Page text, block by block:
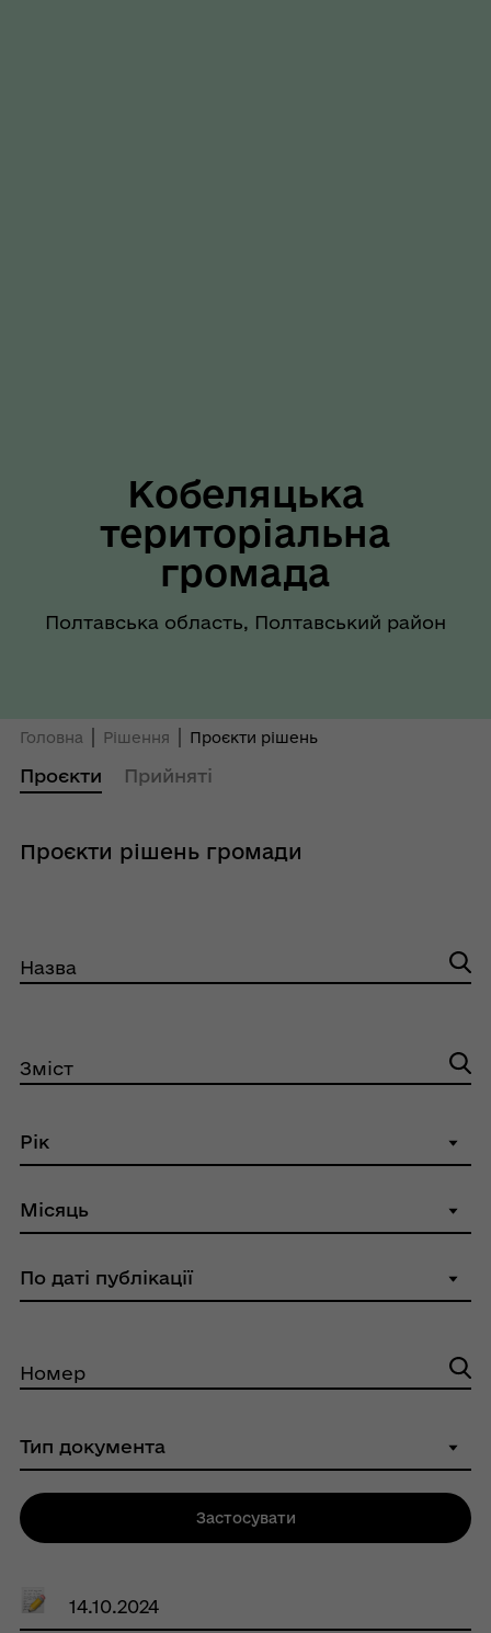
Кобеляцька
територіальна
громада
Полтавська область, Полтавський район
Головна Рішення Проєкти рішень
Проєкти Прийняті
Проєкти рішень громади
14.10.2024
Назва
Зміст
Номер
Застосувати